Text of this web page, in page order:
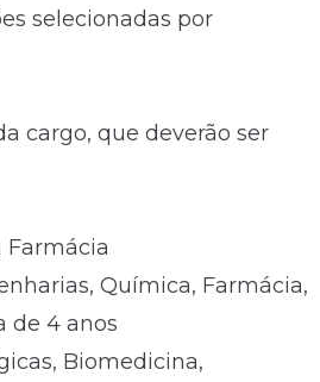
selecionadas por
cargo, que deverão ser
Farmácia
Química, Farmácia,
de 4 anos
Biomedicina,